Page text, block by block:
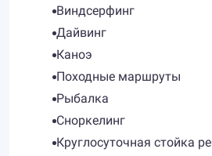
Виндсерфинг
Дайвинг
Каноэ
Походные маршруты
Рыбалка
Сноркелинг
Круглосуточная стойка